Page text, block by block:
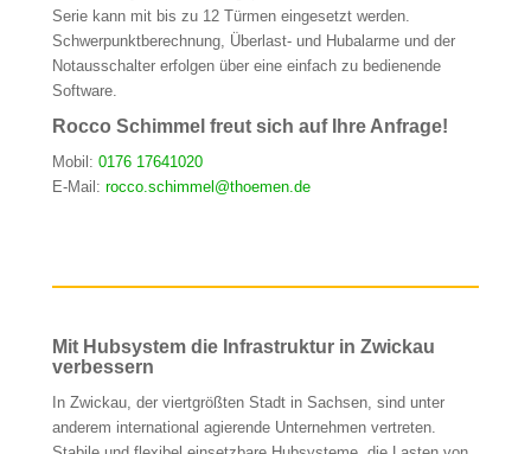
Serie kann mit bis zu 12 Türmen eingesetzt werden.
Schwerpunktberechnung, Überlast- und Hubalarme und der
Notausschalter erfolgen über eine einfach zu bedienende
Software.
Rocco Schimmel freut sich auf Ihre Anfrage!
Mobil: 0176 17641020
E-Mail: rocco.schimmel@thoemen.de
Mit Hubsystem die Infrastruktur in Zwickau
verbessern
In Zwickau, der viertgrößten Stadt in Sachsen, sind unter
anderem international agierende Unternehmen vertreten.